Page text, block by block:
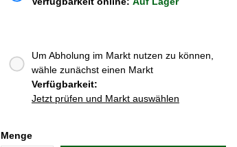
Um Abholung im Markt nutzen zu können,
wähle zunächst einen Markt
Verfügbarkeit:
Jetzt prüfen und Markt auswählen
Menge